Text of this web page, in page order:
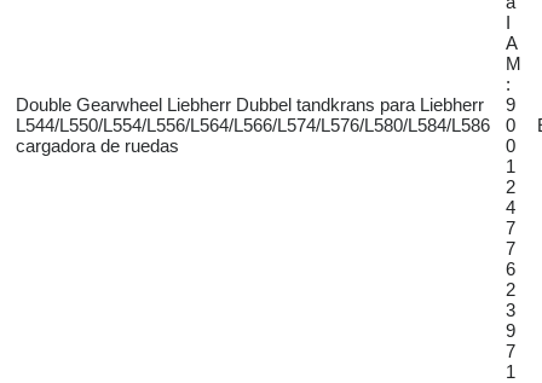
Double Gearwheel Liebherr Dubbel tandkrans para Liebherr
L544/L550/L554/L556/L564/L566/L574/L576/L580/L584/L586
cargadora de ruedas
I
A
M
:
9
0
0
1
2
4
7
7
6
2
3
9
7
1